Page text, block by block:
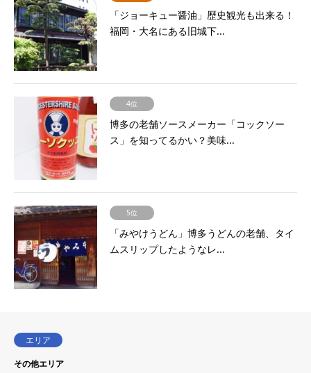
「ジョーキュー醤油」歴史観光も出来る！
福岡・大名にある旧城下...
4位
博多の老舗ソースメーカー「コックソー
ス」を知ってるかい？美味...
5位
「みやけうどん」博多うどんの老舗、タイ
ムスリップしたようなレ...
エリア
その他エリア